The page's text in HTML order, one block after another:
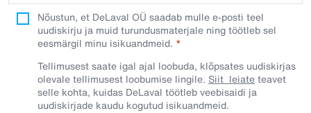
Nõustun, et DeLaval OÜ saadab mulle e-posti teel
uudiskirju ja muid turundusmaterjale ning töötleb sel
eesmärgil minu isikuandmeid.​
Tellimusest saate igal ajal loobuda, klõpsates uudiskirjas
olevale tellimusest loobumise lingile. Siit leiateteavet
selle kohta, kuidas DeLaval töötleb veebisaidi ja
uudiskirjade kaudu kogutud isikuandmeid.